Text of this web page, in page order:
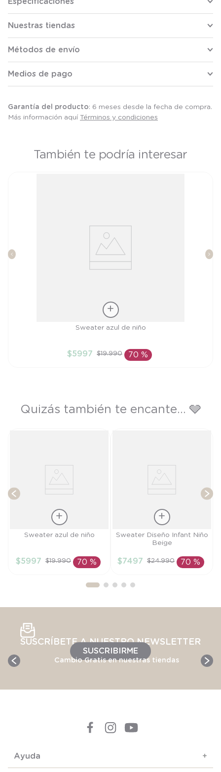
Nuestras tiendas
Métodos de envío
Medios de pago
Garantía del producto: 6 meses desde la fecha de compra.
Más información aquí Términos y condiciones
También te podría interesar
AÑADIR AL CARRITO
Sweater azul de niño
$5997 $19.990 70 %
Quizás también te encante... 🩶
Talla
AÑADIR AL
Sweater azul de niño
$5997 $19.990 70 %
Talla
AÑADIR AL
Sweater Diseño Infant Niño
Beige
$7497 $24.990 70 %
SUSCRÍBETE A NUESTRO NEWSLETTER
SUSCRIBIRME
Cambio Gratis en nuestras tiendas
Ayuda +